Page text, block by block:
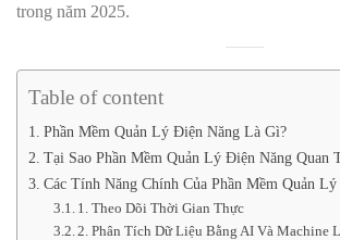
trong năm 2025.
Table of content
Phần Mềm Quản Lý Điện Năng Là Gì?
Tại Sao Phần Mềm Quản Lý Điện Năng Quan
Các Tính Năng Chính Của Phần Mềm Quản
1. Theo Dõi Thời Gian Thực
2. Phân Tích Dữ Liệu Bằng AI Và Machine